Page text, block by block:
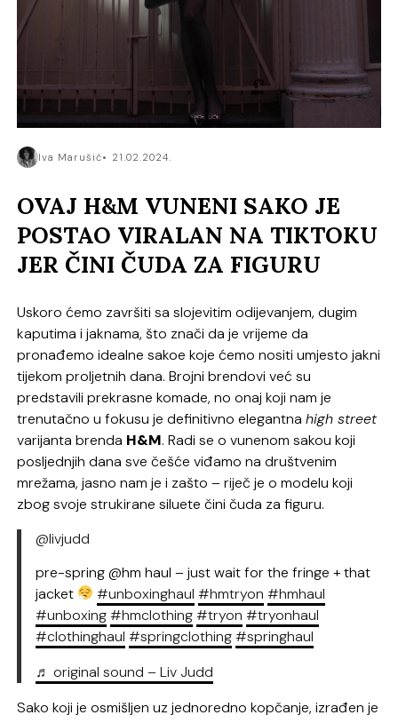
Iva Marušić 21.02.2024.
OVAJ H&M VUNENI SAKO JE
POSTAO VIRALAN NA TIKTOKU
JER ČINI ČUDA ZA FIGURU
Uskoro ćemo završiti sa slojevitim odijevanjem, dugim
kaputima i jaknama, što znači da je vrijeme da
pronađemo idealne sakoe koje ćemo nositi umjesto jakni
tijekom proljetnih dana. Brojni brendovi već su
predstavili prekrasne komade, no onaj koji nam je
trenutačno u fokusu je definitivno elegantnahigh street
varijanta brenda H&M. Radi se o vunenom sakou koji
posljednjih dana sve češće viđamo na društvenim
mrežama, jasno nam je i zašto – riječ je o modelu koji
zbog svoje strukirane siluete čini čuda za figuru.
@livjudd
pre-spring @hm haul – just wait for the fringe + that
jacket
#unboxinghaul #hmtryon #hmhaul
#unboxing#hmclothing#tryon #tryonhaul
#clothinghaul #springclothing#springhaul
♬ original sound – Liv Judd
Sako koji je osmišljen uz jednoredno kopčanje, izrađen je